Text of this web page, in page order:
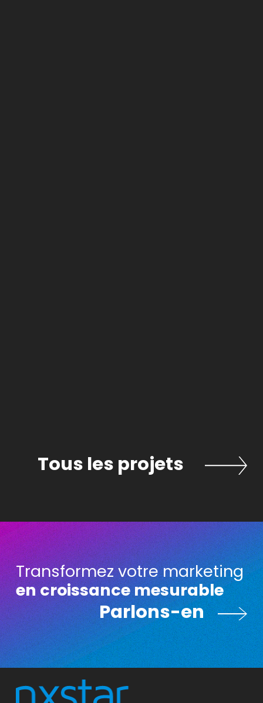
Tous les projets
Transformez votre marketing
en croissance mesurable
en Parlons-en